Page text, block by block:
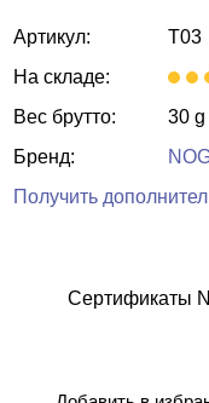
Артикул:
T03
На складе:
Вес брутто:
30 g
Бренд:
Получить
Сертификаты